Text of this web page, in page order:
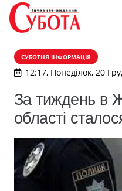
СУБОТНЯ ІНФОРМАЦІЯ
12:17, Понеділок, 20
За тиждень в
області